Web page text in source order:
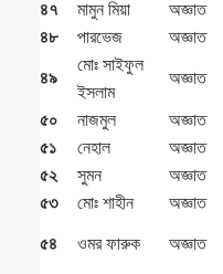
৪৭ মামুন মিয়া অজ্ঞাত
৪৮
পারভেজ অজ্ঞাত
৪৯
মোঃ সাইফুল
ইসলাম
অজ্ঞাত
৫০
নাজমুল অজ্ঞাত
৫১
নেহাল অজ্ঞাত
৫২
সুমন অজ্ঞাত
৫৩
মোঃ শাহীন অজ্ঞাত
৫৪
ওমর ফারুক অজ্ঞাত